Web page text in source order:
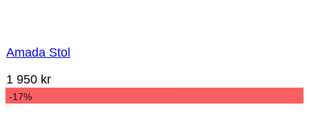
Amada Stol
1 950 kr
-17%